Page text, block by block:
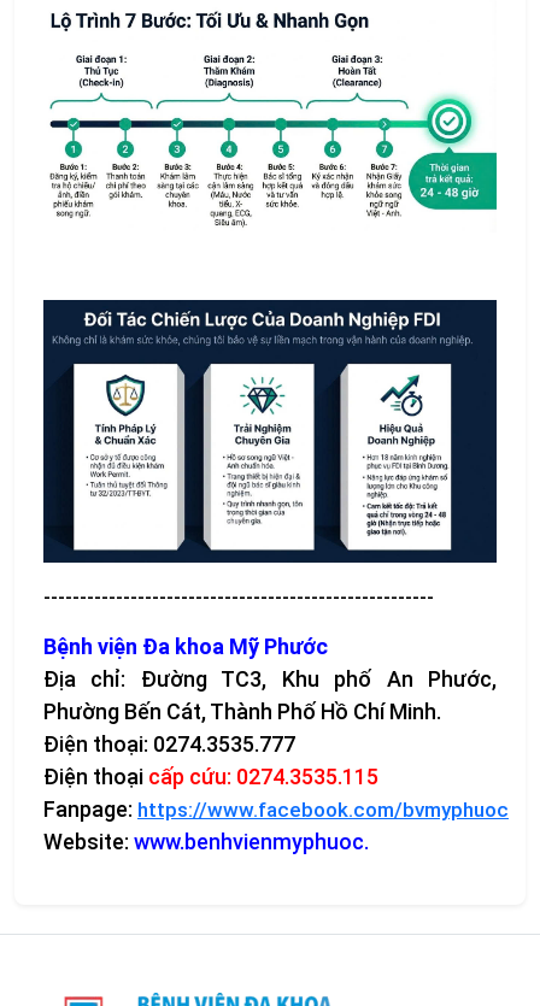
------------------------------------------------------
Bệnh viện Đa khoa Mỹ Phước
Địa chỉ: Đường TC3, Khu phố An Phước,
Phường Bến Cát, Thành Phố Hồ Chí Minh.
Điện thoại: 0274.3535.777
Điện thoại cấp cứu: 0274.3535.115
Fanpage: https://www.facebook.com/bvmyphuoc
Website: www.benhvienmyphuoc.